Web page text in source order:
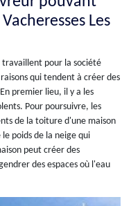
Les
travaillent pour la société
qui tendent à créer des
premier lieu, il y a les
Pour poursuivre, les
de la toiture d'une maison
poids de la neige qui
peut créer des
des espaces où l'eau